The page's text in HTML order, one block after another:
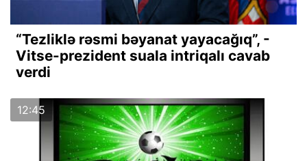
“Tezliklə rəsmi bəyanat yayacağıq”, -
Vitse-prezident suala intriqalı cavab
verdi
12:45